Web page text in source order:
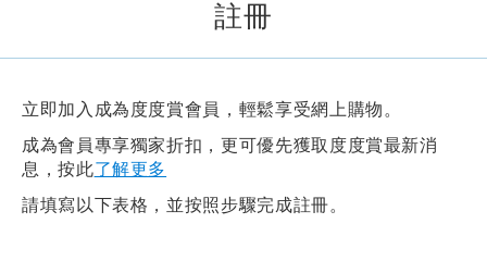
註冊
立即加入成為度度賞會員，輕鬆享受網上購物。​
成為會員專享獨家折扣，更可優先獲取度度賞最新消
息，按此了解更多
請填寫以下表格，並按照步驟完成註冊。​